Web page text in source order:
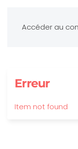
Accéder au
Erreur
Item not found